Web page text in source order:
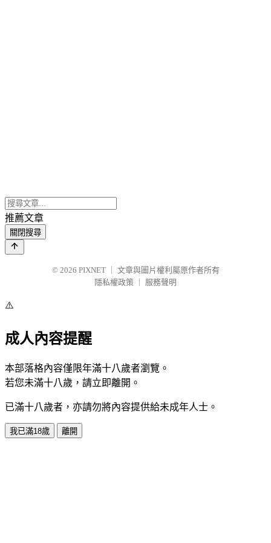
推薦文章
關閉搜尋
© 2026 PIXNET
文章與圖片權利屬原作者所有
隱私權政策
服務聲明
⚠️
成人內容提醒
本部落格內容僅限年滿十八歲者瀏覽。
若您未滿十八歲，請立即離開。
已滿十八歲者，亦請勿將內容提供給未成年人士。
我已滿18歲 離開